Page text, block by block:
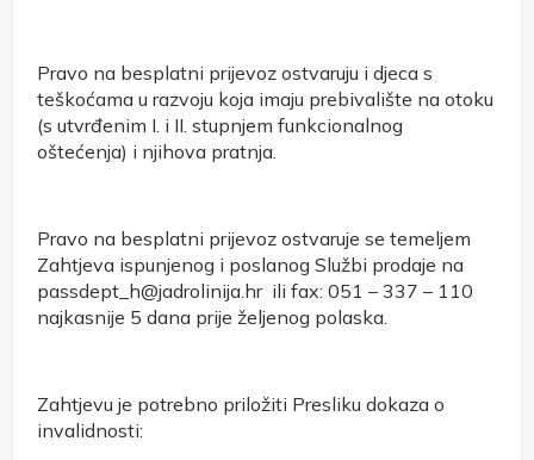
Pravo na besplatni prijevoz ostvaruju i djeca s
teškoćama u razvoju koja imaju prebivalište na otoku
(s utvrđenim I. i II. stupnjem funkcionalnog
oštećenja) i njihova pratnja.
Pravo na besplatni prijevoz ostvaruje se temeljem
Zahtjeva ispunjenog i poslanog Službi prodaje na
passdept_h@jadrolinija.hr ili fax: 051 – 337 – 110
najkasnije 5 dana prije željenog polaska.
Zahtjevu je potrebno priložiti Presliku dokaza o
invalidnosti: